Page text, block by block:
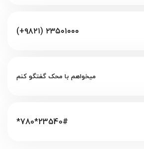
(+۹۸۲۱) ۲۳۵۰۱۰۰۰
میخواهم با محک گفتگو کنم
*780*23540#